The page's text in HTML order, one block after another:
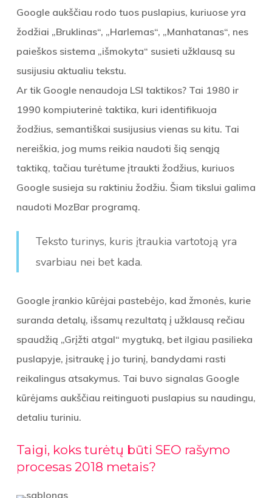
Google aukščiau rodo tuos puslapius, kuriuose yra
žodžiai „Bruklinas“, „Harlemas“, „Manhatanas“, nes
paieškos sistema „išmokyta“ susieti užklausą su
susijusiu aktualiu tekstu.
Ar tik Google nenaudoja LSI taktikos? Tai 1980 ir
1990 kompiuterinė taktika, kuri identifikuoja
žodžius, semantiškai susijusius vienas su kitu. Tai
nereiškia, jog mums reikia naudoti šią senąją
taktiką, tačiau turėtume įtraukti žodžius, kuriuos
Google susieja su raktiniu žodžiu. Šiam tikslui galima
naudoti MozBar programą.
Teksto turinys, kuris įtraukia vartotoją yra
svarbiau nei bet kada.
Google įrankio kūrėjai pastebėjo, kad žmonės, kurie
suranda detalų, išsamų rezultatą į užklausą rečiau
spaudžią „Grįžti atgal“ mygtuką, bet ilgiau pasilieka
puslapyje, įsitraukę į jo turinį, bandydami rasti
reikalingus atsakymus. Tai buvo signalas Google
kūrėjams aukščiau reitinguoti puslapius su naudingu,
detaliu turiniu.
Taigi, koks turėtų būti SEO rašymo
procesas 2018 metais?